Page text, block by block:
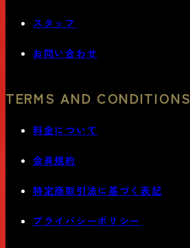
スタッフ
お問い合わせ
TERMS AND CONDITIONS
料金について
会員規約
特定商取引法に基づく表記
プライバシーポリシー